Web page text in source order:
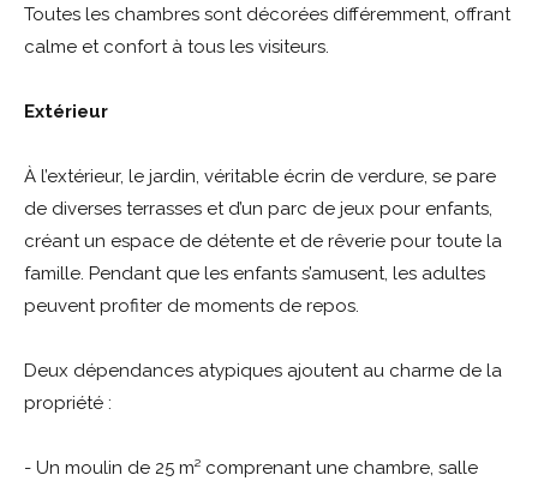
Toutes les chambres sont décorées différemment, offrant
calme et confort à tous les visiteurs.
Extérieur
À l’extérieur, le jardin, véritable écrin de verdure, se pare
de diverses terrasses et d’un parc de jeux pour enfants,
créant un espace de détente et de rêverie pour toute la
famille. Pendant que les enfants s’amusent, les adultes
peuvent profiter de moments de repos.
Deux dépendances atypiques ajoutent au charme de la
propriété :
- Un moulin de 25 m² comprenant une chambre, salle